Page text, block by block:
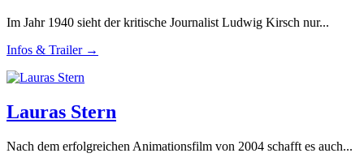
Im Jahr 1940 sieht der kritische Journalist Ludwig Kirsch nur...
Infos & Trailer →
Lauras Stern
Nach dem erfolgreichen Animationsfilm von 2004 schafft es auch...